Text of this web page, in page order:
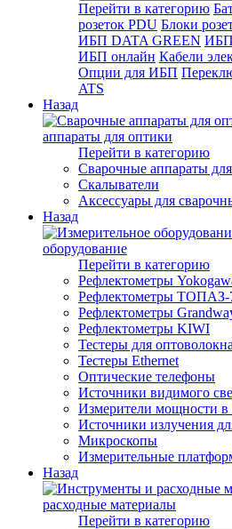
Перейти в категорию
розеток PDU Блоки
ИБП DATA GREEN ИБП
ИБП онлайн Кабели
Опции для ИБП
ATS
Назад
аппараты для оптики
Перейти в категорию
Сварочные аппараты
Скалыватели
Аксессуары для
Назад
оборудование
Перейти в категорию
Рефлектометры
Рефлектометры ТОПАЗ-
Рефлектометры
Рефлектометры KIWI
Тестеры для оптоволокна
Тестеры Ethernet
Оптические телефоны
Источники видимого
Измерители мощности в
Источники излучения
Микроскопы
Измерительные
Назад
расходные материалы
Перейти в категорию